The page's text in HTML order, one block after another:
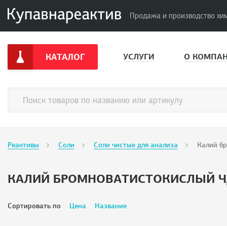
Продажа и производство
КАТАЛОГ УСЛУГИ О
Реактивы Соли Соли чистые для анализа Калий
КАЛИЙ БРОМНОВАТИСТОКИСЛЫЙ
Сортировать по Цена Название